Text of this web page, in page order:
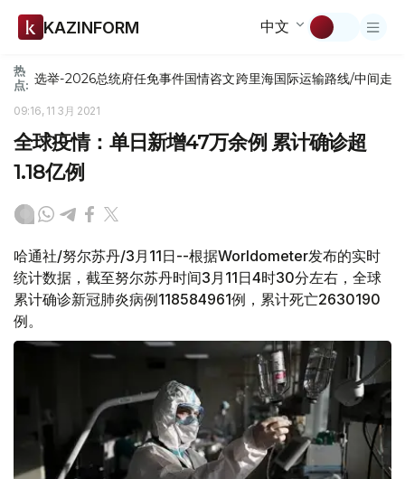
KAZINFORM 中文
热
点: 选举-2026总统府任免事件国情咨文跨里海国际运输路线/中间走廊
09:16, 11 3月 2021
全球疫情：单日新增47万余例 累计确诊超
1.18亿例
哈通社/努尔苏丹/3月11日--根据Worldometer发布的实时
统计数据，截至努尔苏丹时间3月11日4时30分左右，全球
累计确诊新冠肺炎病例118584961例，累计死亡2630190
例。